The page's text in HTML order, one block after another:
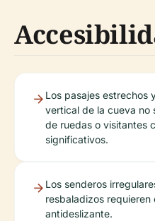
Los pasajes estrechos
vertical de la cueva no
de ruedas o visitantes
significativos.
Los senderos
resbaladizos
antideslizante.